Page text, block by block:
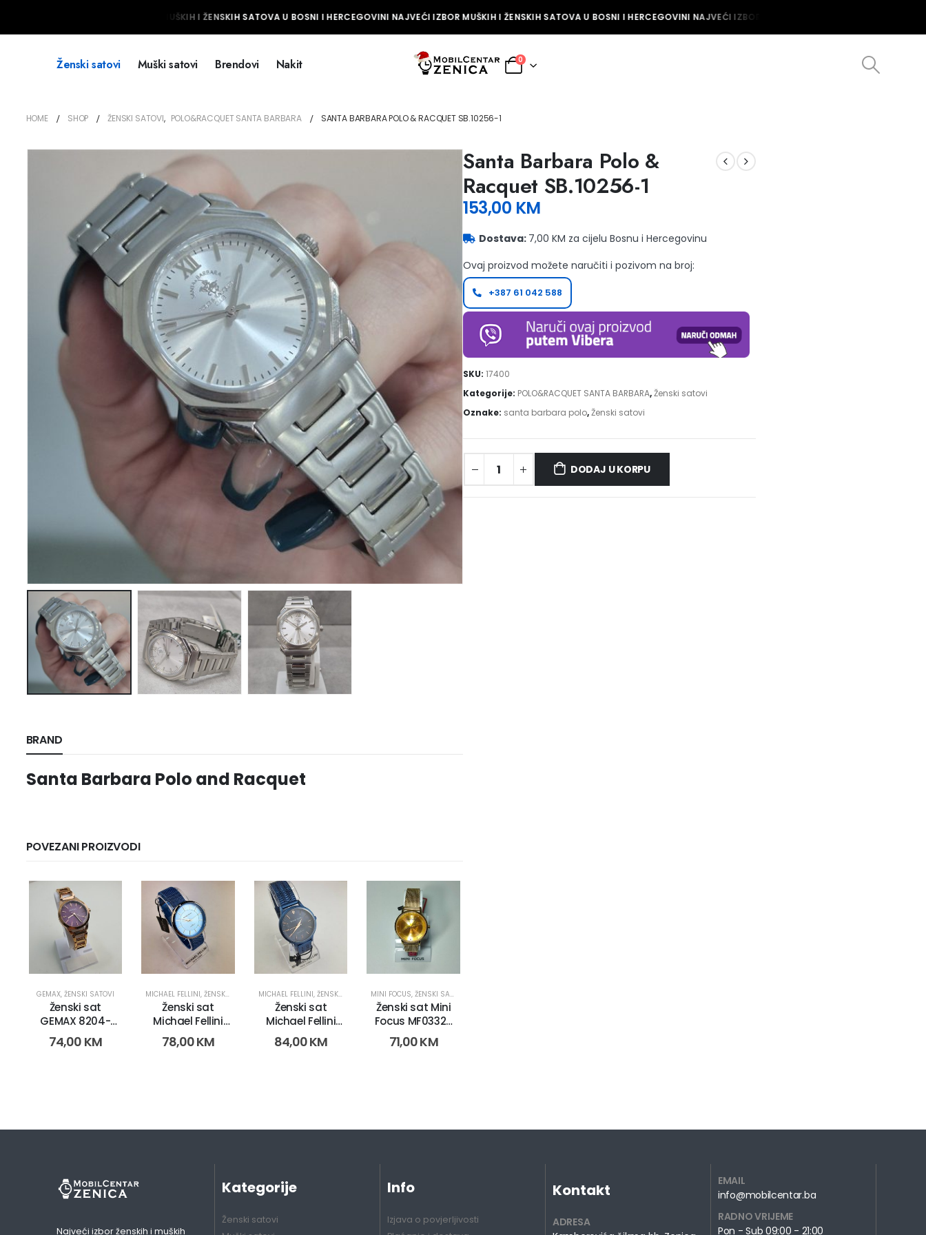
NAJVEĆI IZBOR MUŠKIH I ŽENSKIH SATOVA U BOSNI I HERCEGOVINI NAJVEĆI IZBOR MUŠKIH I ŽENSKIH SATOVA U BOSNI I HERCEGOVINI NAJVEĆI IZBOR MUŠKIH I ŽENSKIH SATOVA U
Ženski satovi Muški satovi Brendovi Nakit 0
HOME SHOP ŽENSKI SATOVI, POLO&RACQUET SANTA BARBARA SANTA BARBARA POLO & RACQUET SB.10256-1
BRAND
Santa Barbara Polo and Racquet
POVEZANI PROIZVODI
GEMAX, ŽENSKI SATOVI
Ženski sat
GEMAX 8204-
CR-DP (2587)
74,00 KM
MICHAEL FELLINI,ŽENSKI SATOVI
Ženski sat
Michael Fellini
2181 (2705)
78,00KM
MICHAEL FELLINI, ŽENSKI SATOVI
Ženski sat
Michael Fellini
2220 (3011)
84,00KM
MINI FOCUS,ŽENSKI SATOVI
Ženski sat Mini
Focus MF0332L.
(2753-3)
71,00KM
Santa Barbara Polo &
Racquet SB.10256-1
153,00 KM
Dostava: 7,00 KM za cijelu Bosnu i Hercegovinu
Ovaj proizvod možete naručiti i pozivom na broj:
+387 61 042 588
SKU: 17400
Kategorije: POLO&RACQUET SANTA BARBARA,Ženski satovi
Oznake: santa barbara polo,Ženski satovi
DODAJ U KORPU
Najveći izbor ženskih i muških
Kategorije
Ženski satovi
Info
Izjava o povjerljivosti
Kontakt
ADRESA
EMAIL
info@mobilcentar.ba
RADNO VRIJEME
Pon - Sub 09:00 - 21:00